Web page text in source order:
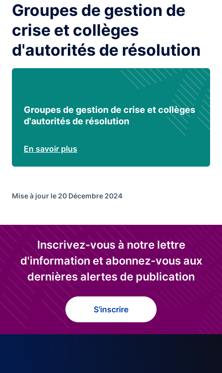
Groupes de gestion de
crise et collèges
d'autorités de résolution
Groupes de gestion de crise et collèges
d'autorités de résolution
En savoir plus
Mise à jour le 20 Décembre 2024
Inscrivez-vous à notre lettre
d'information et abonnez-vous aux
dernières alertes de publication
S'inscrire